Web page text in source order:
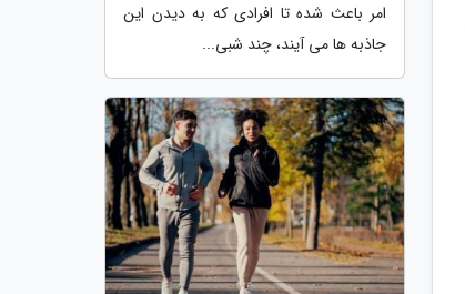
امر باعث شده تا افرادی که به دیدن این
جاذبه ها می آیند، چند شبی...